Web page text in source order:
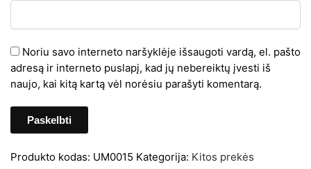
Noriu savo interneto naršyklėje išsaugoti vardą, el. pašto
adresą ir interneto puslapį, kad jų nebereiktų įvesti iš
naujo, kai kitą kartą vėl norėsiu parašyti komentarą.
Produkto kodas: UM0015 Kategorija: Kitos prekės